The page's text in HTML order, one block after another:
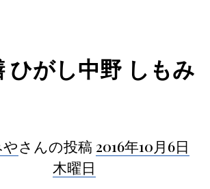
ひがし中野 しもみ
さんの投稿 2016年10月6日
木曜日